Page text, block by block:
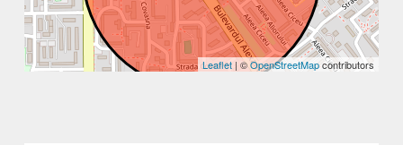
Leaflet | ©OpenStreetMapcontributors